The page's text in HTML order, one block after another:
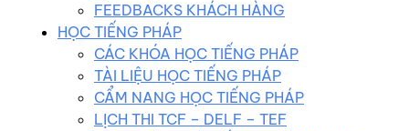
FEEDBACKS KHÁCH HÀNG
HỌC TIẾNG PHÁP
CÁC KHÓA HỌC TIẾNG PHÁP
TÀI LIỆU HỌC TIẾNG PHÁP
CẨM NANG HỌC TIẾNG PHÁP
LỊCH THI TCF – DELF – TEF